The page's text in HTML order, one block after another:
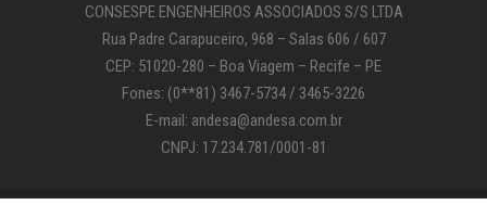
CONSESPE ENGENHEIROS ASSOCIADOS S/S LTDA
Rua Padre Carapuceiro, 968 – Salas 606 / 607
CEP: 51020-280 – Boa Viagem – Recife – PE
Fones: (0**81) 3467-5734 / 3465-3226
E-mail: andesa@andesa.com.br
CNPJ: 17.234.781/0001-81